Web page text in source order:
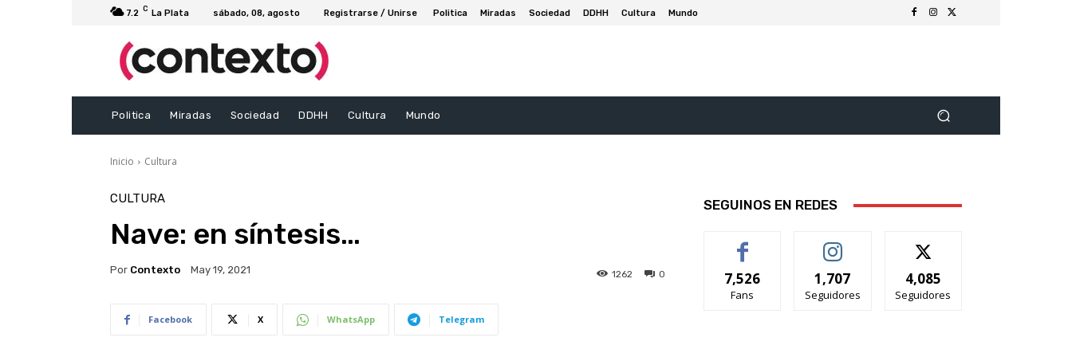
7.2 C La Plata sábado, 08, agosto Registrarse / Unirse Politica Miradas Sociedad DDHH Cultura Mundo
Politica Miradas Sociedad DDHH Cultura Mundo
Inicio Cultura
CULTURA
Nave: en síntesis…
Por Contexto May 19, 2021 0
1262
Facebook X WhatsApp Telegram
SEGUINOS EN REDES
7,526
Fans
1,707
Seguidores
4,085
Seguidores